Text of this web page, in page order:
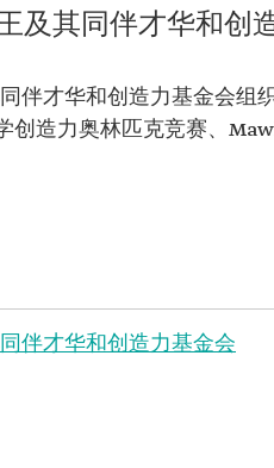
及其同伴才华和创
伴才华和创造力基金会组
创造力奥林匹克竞赛、
伴才华和创造力基金会